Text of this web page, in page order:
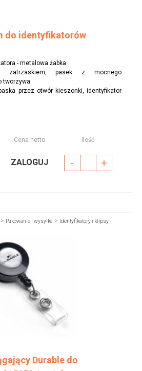
do identyfikatorów
- metalowa żabka
zatrzaskiem, pasek z mocnego
tworzywa
przez otwór kieszonki, identyfikator
Cena netto Ilość
ZALOGUJ - +
> Pakowanie i wysyłka > Identyfikatory i klipsy
Durable do